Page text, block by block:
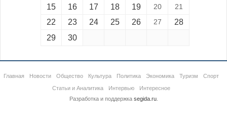
15 16 17 18 19 20 21
22 23 24 25 26 27
28
29
30
Главная Новости Общество Культура Политика Экономика Туризм
Спорт
Статьи и Аналитика
Интервью
Интересное
Разработка и поддержка segida.ru.